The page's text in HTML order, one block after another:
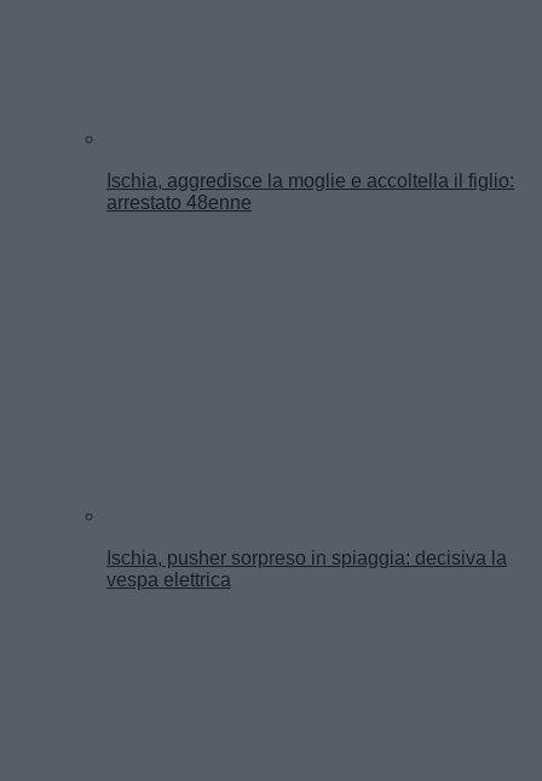
Ischia, aggredisce la moglie e accoltella il figlio:
arrestato 48enne
Ischia, pusher sorpreso in spiaggia: decisiva la
vespa elettrica